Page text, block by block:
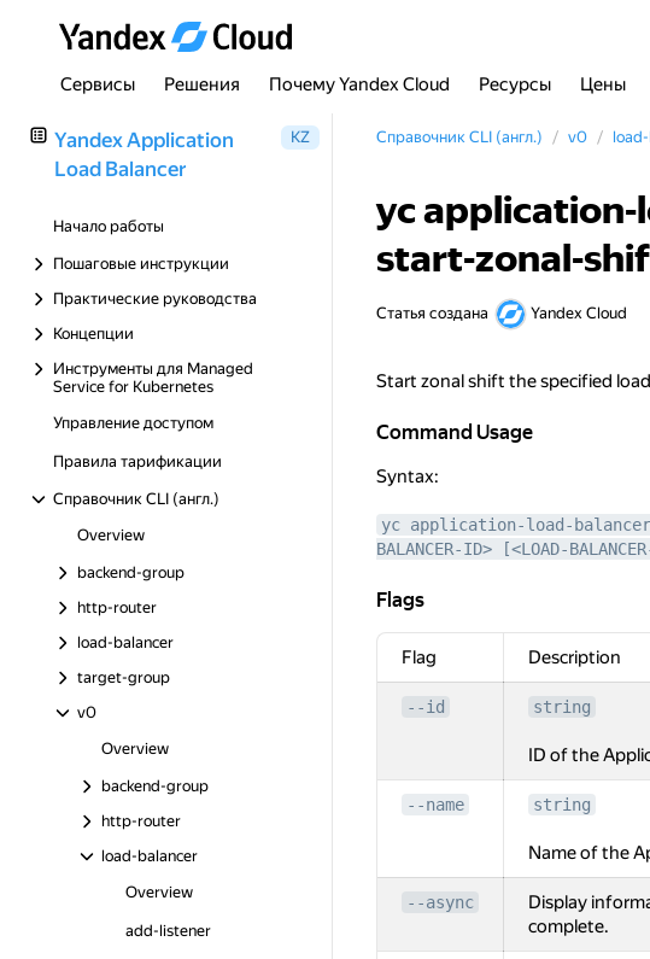
Сервисы Решения Почему Yandex Cloud Ресурсы Цены
Yandex Application
Load Balancer
KZ
Начало работы
Пошаговые инструкции
Практические руководства
Концепции
Инструменты для Managed
Service for Kubernetes
Управление доступом
Правила тарификации
Справочник CLI (англ.)
Overview
backend-group
http-router
load-balancer
target-group
v0
Overview
backend-group
http-router
load-balancer
Overview
add-listener
Справочник CLI (англ.) v0
yc application-
start-zonal-
Статья создана Yandex Cloud
Start zonal shift the specified
Command Usage
Command Usage
Syntax:
yc application-load-balancer
BALANCER-ID> [<LOAD-
Flags
Flags
Flag Description
--id string
ID of the
--name string
Name of the
--async
Display
complete.